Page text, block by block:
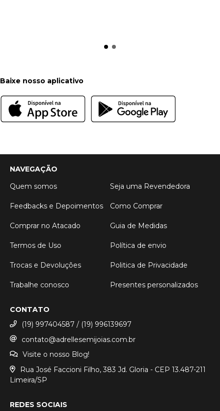
Baixe nosso aplicativo
NAVEGAÇÃO
Quem somos
Seja uma Revendedora
Feedbacks e Depoimentos Como Comprar
Comprar no Atacado Guia de Medidas
Termos de Uso Política de envio
Trocas e Devoluções Politica de Privacidade
Trabalhe conosco Presentes personalizados
CONTATO
(19) 997404587 / (19) 996139697
contato@adrellesemijoias.com.br
Visite o nosso Blog!
Rua José Faccioni Filho, 383 Jd. Gloria - CEP 13.487-211
Limeira/SP
REDES SOCIAIS